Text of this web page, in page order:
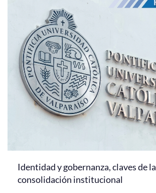
Identidad y gobernanza, claves de la
consolidación institucional